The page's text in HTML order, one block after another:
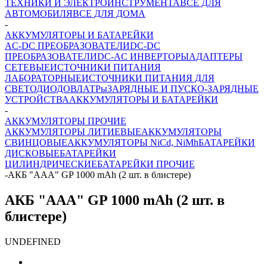
ТЕХНИКИ И ЭЛЕКТРОИНСТРУМЕНТАВСЕ ДЛЯ
АВТОМОБИЛЯВСЕ ДЛЯ ДОМА
-
АККУМУЛЯТОРЫ И БАТАРЕЙКИ
AC-DC ПРЕОБРАЗОВАТЕЛИDC-DC
ПРЕОБРАЗОВАТЕЛИDC-AC ИНВЕРТОРЫАДАПТЕРЫ
СЕТЕВЫЕИСТОЧНИКИ ПИТАНИЯ
ЛАБОРАТОРНЫЕИСТОЧНИКИ ПИТАНИЯ ДЛЯ
СВЕТОДИОДОВЛАТРыЗАРЯДНЫЕ И ПУСКО-ЗАРЯДНЫЕ
УСТРОЙСТВААККУМУЛЯТОРЫ И БАТАРЕЙКИ
-
АККУМУЛЯТОРЫ ПРОЧИЕ
АККУМУЛЯТОРЫ ЛИТИЕВЫЕАККУМУЛЯТОРЫ
СВИНЦОВЫЕАККУМУЛЯТОРЫ NiCd, NiMhБАТАРЕЙКИ
ДИСКОВЫЕБАТАРЕЙКИ
ЦИЛИНДРИЧЕСКИЕБАТАРЕЙКИ ПРОЧИЕ
-АКБ "AAA" GP 1000 mAh (2 шт. в блистере)
АКБ "AAA" GP 1000 mAh (2 шт. в
блистере)
UNDEFINED